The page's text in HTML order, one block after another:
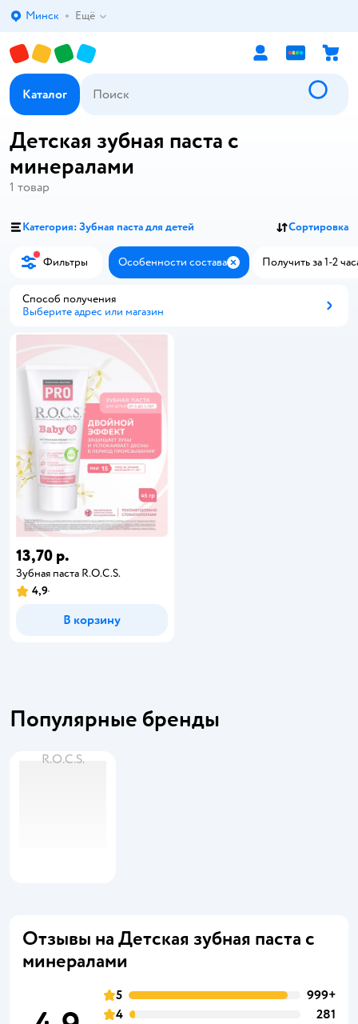
Выбор адреса доставки.
Минск Ещё
Каталог
Детская зубная паста с
минералами
1 товар
Категория: Зубная паста для детей Сортировка
Фильтры Особенности состава ЗакрытьПолучить за 1-2
Способ получения
Выберите адрес или магазин
13,70 р.
Зубная паста R.O.C.S.
4,9
В корзину
Популярные бренды
R.O.C.S.
Отзывы на Детская зубная паста с
минералами
5
999+
4
281